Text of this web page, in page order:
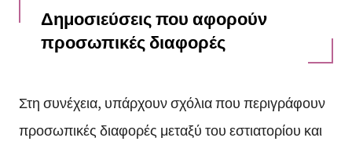
Δημοσιεύσεις που αφορούν
προσωπικές διαφορές
Στη συνέχεια, υπάρχουν σχόλια που περιγράφουν
προσωπικές διαφορές μεταξύ του εστιατορίου και